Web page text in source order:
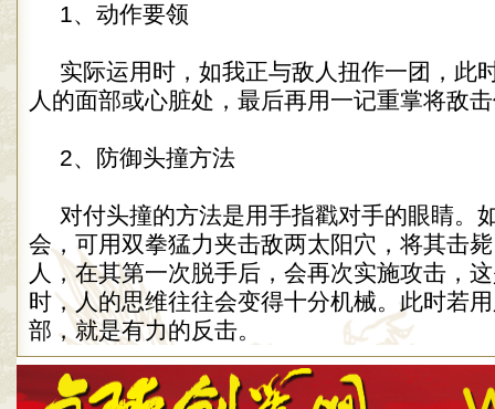
1、动作要领
实际运用时，如我正与敌人扭作一团，此
人的面部或心脏处，最后再用一记重掌将敌
2、防御头撞方法
对付头撞的方法是用手指戳对手的眼睛。
会，可用双拳猛力夹击敌两太阳穴，将其击
人，在其第一次脱手后，会再次实施攻击，
时，人的思维往往会变得十分机械。此时若
部，就是有力的反击。